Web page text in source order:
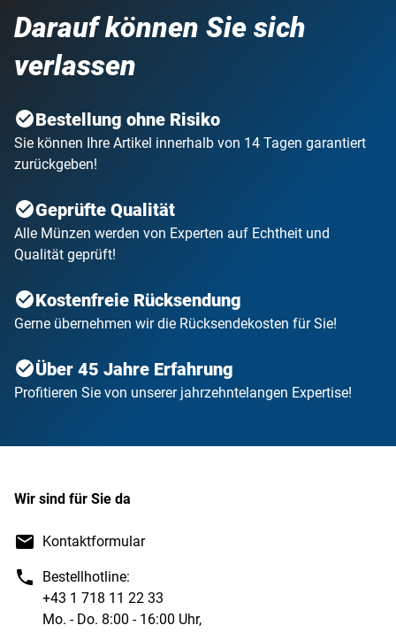
Darauf können Sie sich
verlassen
Bestellung ohne Risiko
Sie können Ihre Artikel innerhalb von 14 Tagen garantiert
zurückgeben!
Geprüfte Qualität
Alle Münzen werden von Experten auf Echtheit und
Qualität geprüft!
Kostenfreie Rücksendung
Gerne übernehmen wir die Rücksendekosten für Sie!
Über 45 Jahre Erfahrung
Profitieren Sie von unserer jahrzehntelangen Expertise!
Wir sind für Sie da
Kontaktformular
Bestellhotline:
+43 1 718 11 22 33
Mo. - Do. 8:00 - 16:00 Uhr,